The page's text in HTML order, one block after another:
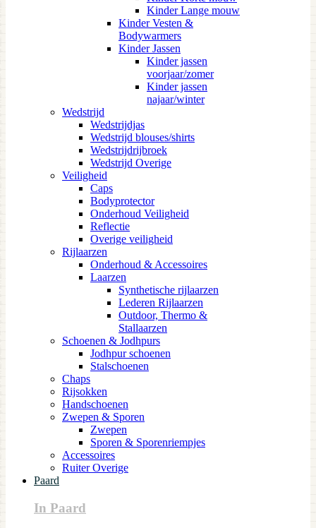
Kinder Lange mouw
Kinder Vesten &
Bodywarmers
Kinder Jassen
Kinder jassen
voorjaar/zomer
Kinder jassen
najaar/winter
Wedstrijd
Wedstrijdjas
Wedstrijd blouses/shirts
Wedstrijdrijbroek
Wedstrijd Overige
Veiligheid
Caps
Bodyprotector
Onderhoud Veiligheid
Reflectie
Overige veiligheid
Rijlaarzen
Onderhoud & Accessoires
Laarzen
Synthetische rijlaarzen
Lederen Rijlaarzen
Outdoor, Thermo &
Stallaarzen
Schoenen & Jodhpurs
Jodhpur schoenen
Stalschoenen
Chaps
Rijsokken
Handschoenen
Zwepen & Sporen
Zwepen
Sporen & Sporenriempjes
Accessoires
Ruiter Overige
Paard
In Paard